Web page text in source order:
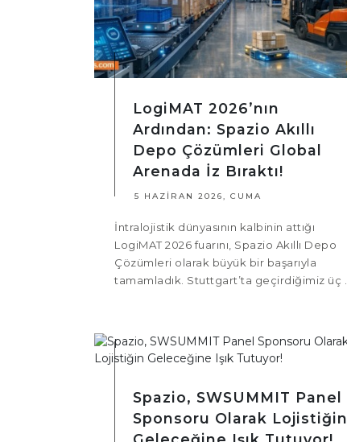
LogiMAT 2026’nın
Ardından: Spazio Akıllı
Depo Çözümleri Global
Arenada İz Bıraktı!
5 HAZIRAN 2026, CUMA
İntralojistik dünyasının kalbinin attığı
LogiMAT 2026 fuarını, Spazio Akıllı Depo
Çözümleri olarak büyük bir başarıyla
tamamladık. Stuttgart’ta geçirdiğimiz üç ...
Spazio, SWSUMMIT Panel
Sponsoru Olarak Lojistiğin